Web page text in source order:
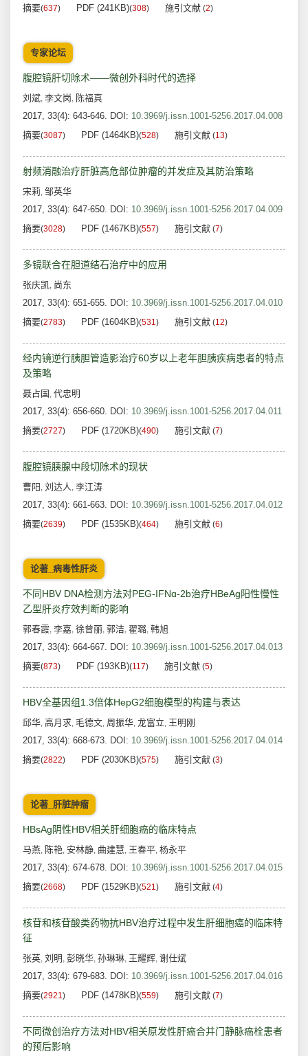
摘要(637) PDF (241KB)(308) 施引文献 (2)
专家论坛
腹腔镜肝切除术——微创外科时代的选择
刘斌, 李文岗, 陈福真
2017, 33(4): 643-646. DOI: 10.3969/j.issn.1001-5256.2017.04.008
摘要(3087) PDF (1464KB)(528) 施引文献 (13)
射频消融治疗肝脏高危部位肿瘤的并发症及其防治策略
宋莉, 邹英华
2017, 33(4): 647-650. DOI: 10.3969/j.issn.1001-5256.2017.04.009
摘要(3028) PDF (1467KB)(557) 施引文献 (7)
多镜联合在胆道结石治疗中的应用
张庆凯, 尚东
2017, 33(4): 651-655. DOI: 10.3969/j.issn.1001-5256.2017.04.010
摘要(2783) PDF (1604KB)(531) 施引文献 (12)
经内镜逆行胰胆管造影治疗60岁以上老年胆胰疾病患者的特点
及策略
聂占国 , 代忠明
2017, 33(4): 656-660. DOI: 10.3969/j.issn.1001-5256.2017.04.011
摘要(2727) PDF (1720KB)(490) 施引文献 (7)
腹腔镜胰腺中段切除术的现状
曹阳 , 刘达人, 李江涛
2017, 33(4): 661-663. DOI: 10.3969/j.issn.1001-5256.2017.04.012
摘要(2639) PDF (1535KB)(464) 施引文献 (6)
论著_病毒性肝炎
不同HBV DNA检测方法对PEG-IFNɑ-2b治疗HBeAg阳性慢性
乙型肝炎疗效判断的影响
郭春霞, 李嘉, 徐曾丽, 郭洁, 翟璐, 韩旭
2017, 33(4): 664-667. DOI: 10.3969/j.issn.1001-5256.2017.04.013
摘要(873) PDF (193KB)(117) 施引文献 (5)
HBV全基因组1.3倍体HepG2细胞模型的构建与表达
邱华, 高月求, 毛德文, 周振华, 龙富立, 王明刚
2017, 33(4): 668-673. DOI: 10.3969/j.issn.1001-5256.2017.04.014
摘要(2822) PDF (2030KB)(575) 施引文献 (3)
论著_肝脏肿瘤
HBsAg阴性HBV相关肝细胞癌的临床特点
马燕, 陈艳, 安林静, 曲建慧, 王春平, 杨永平
2017, 33(4): 674-678. DOI: 10.3969/j.issn.1001-5256.2017.04.015
摘要(2668) PDF (1529KB)(521) 施引文献 (4)
核苷和核苷酸类药物抗HBV治疗过程中发生肝细胞癌的临床特
征
张英, 刘明 , 彭晓华, 孙琳琳, 王耀辉, 谢仕斌
2017, 33(4): 679-683. DOI: 10.3969/j.issn.1001-5256.2017.04.016
摘要(2921) PDF (1478KB)(559) 施引文献 (7)
不同微创治疗方法对HBV相关原发性肝癌合并门静脉癌栓患者
的预后影响